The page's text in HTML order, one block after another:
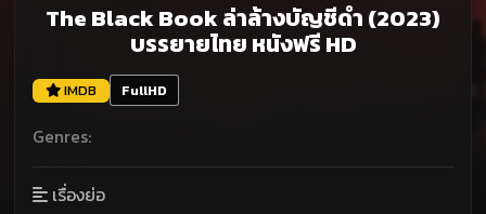
The Black Book ล่าล้างบัญชีดำ (2023)
บรรยายไทย หนังฟรี HD
IMDB FullHD
Genres:
เรื่องย่อ